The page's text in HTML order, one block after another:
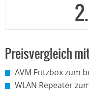
Preisvergleich
AVM Fritzbox zum
WLAN Repeater